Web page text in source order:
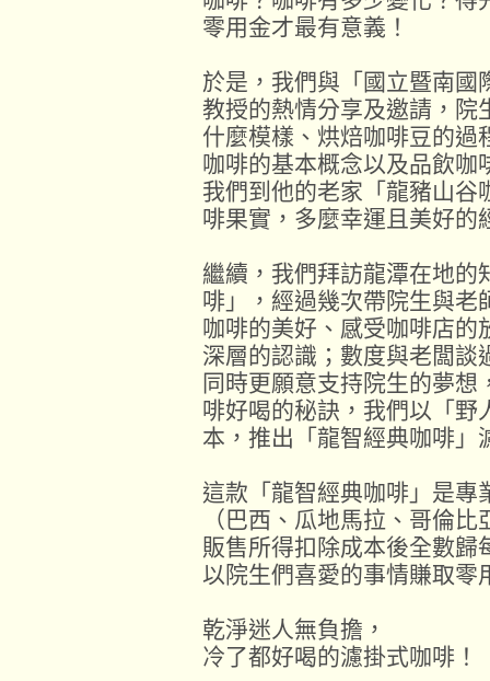
零用金才最有意義！
於是，我們與「國立暨南國
教授的熱情分享及邀請，院
什麼模樣、烘焙咖啡豆的過
咖啡的基本概念以及品飲咖
我們到他的老家「龍豬山谷
啡果實，多麼幸運且美好的
繼續，我們拜訪龍潭在地的
啡」，經過幾次帶院生與老
咖啡的美好、感受咖啡店的
深層的認識；數度與老闆談
同時更願意支持院生的夢
啡好喝的秘訣，我們以「野
本，推出「龍智經典咖啡」
這款「龍智經典咖啡」是專
（巴西、瓜地馬拉、哥倫
販售所得扣除成本後全數歸
以院生們喜愛的事情賺取零
乾淨迷人無負擔，
冷了都好喝的濾掛式咖啡！